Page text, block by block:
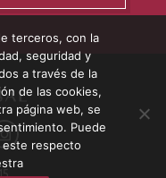
terceros, con la
seguridad y
a través de la
de las cookies,
página web, se
Puede
este respecto